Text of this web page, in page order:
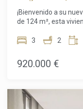
¡Bienvenido a su
de 124 m², esta
disfrutar al máximo
orientación exterior,
durante gran parte
diario o compartir
amplio y luminoso,
3 2
920.000 €